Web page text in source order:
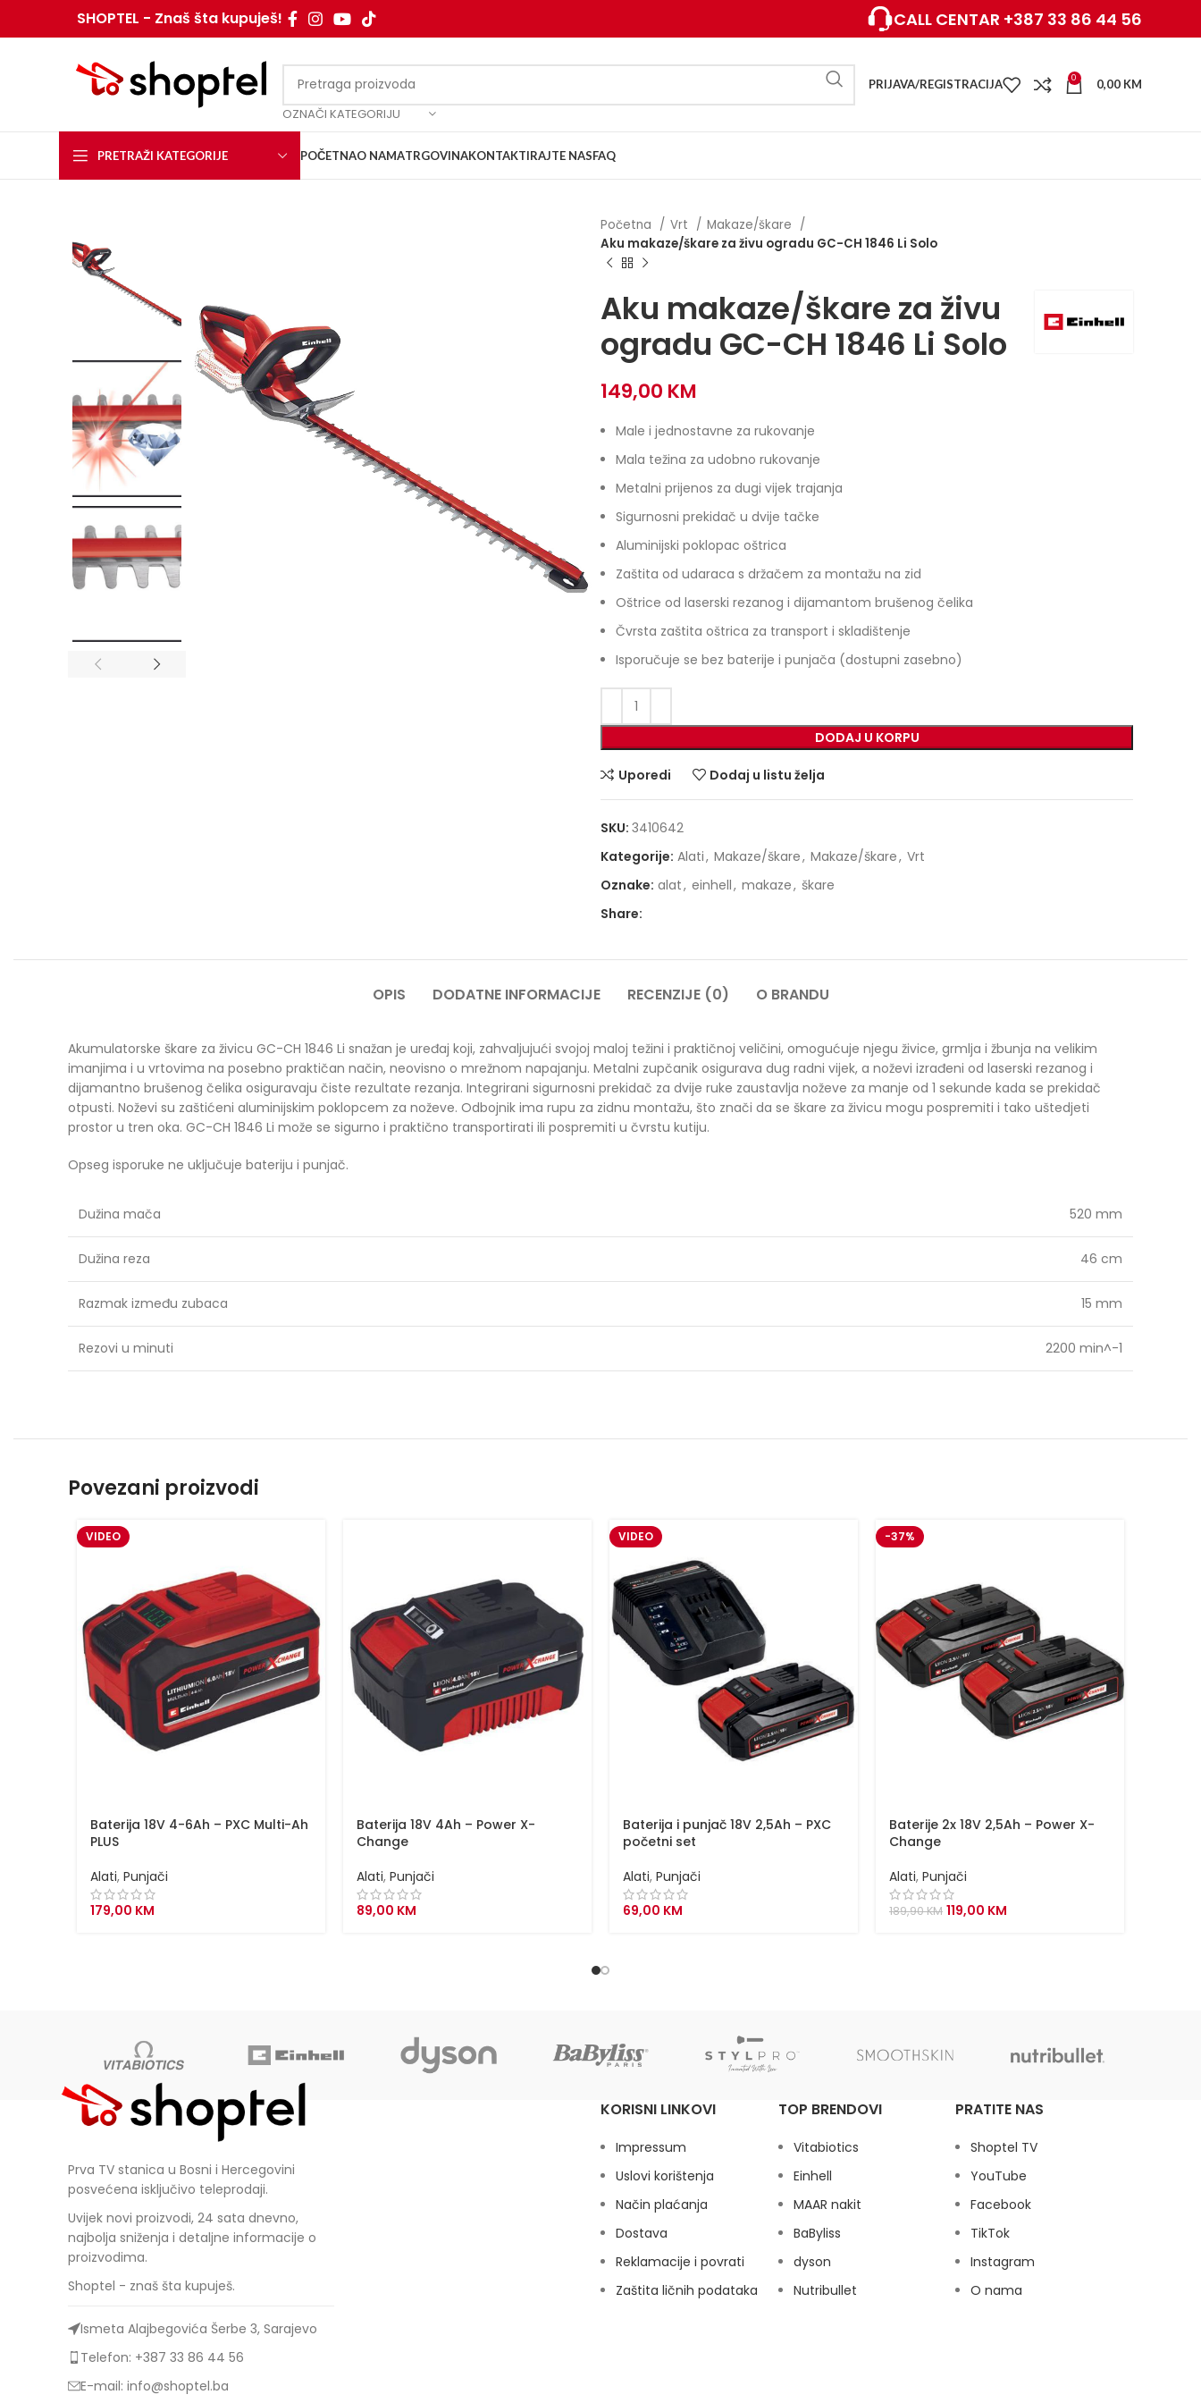
SHOPTEL - Znaš šta kupuješ! CALL CENTAR +387 33 86 44 56
OZNAČI KATEGORIJU
PRIJAVA/REGISTRACIJA 0 0,00 KM
PRETRAŽI KATEGORIJE POČETNAO NAMATRGOVINAKONTAKTIRAJTE NASFAQ
Početna Vrt
Makaze/škare
Aku makaze/škare za živu ogradu GC-CH 1846 Li Solo
Aku makaze/škare za živu
ogradu GC-CH 1846 Li Solo
149,00 KM
Male i jednostavne za rukovanje
Mala težina za udobno rukovanje
Metalni prijenos za dugi vijek trajanja
Sigurnosni prekidač u dvije tačke
Aluminijski poklopac oštrica
Zaštita od udaraca s držačem za montažu na zid
Oštrice od laserski rezanog i dijamantom brušenog čelika
Čvrsta zaštita oštrica za transport i skladištenje
Isporučuje se bez baterije i punjača (dostupni zasebno)
DODAJ U KORPU
Uporedi Dodaj u listu želja
SKU: 3410642
Kategorije: Alati, Makaze/škare, Makaze/škare, Vrt
Oznake: alat, einhell, makaze, škare
Share:
OPIS DODATNE INFORMACIJE RECENZIJE (0) O BRANDU
Akumulatorske škare za živicu GC-CH 1846 Li snažan je uređaj koji, zahvaljujući svojoj maloj težini i praktičnoj veličini, omogućuje njegu živice, grmlja i žbunja na velikim
imanjima i u vrtovima na posebno praktičan način, neovisno o mrežnom napajanju. Metalni zupčanik osigurava dug radni vijek, a noževi izrađeni od laserski rezanog i
dijamantno brušenog čelika osiguravaju čiste rezultate rezanja. Integrirani sigurnosni prekidač za dvije ruke zaustavlja noževe za manje od 1 sekunde kada se prekidač
otpusti. Noževi su zaštićeni aluminijskim poklopcem za noževe. Odbojnik ima rupu za zidnu montažu, što znači da se škare za živicu mogu pospremiti i tako uštedjeti
prostor u tren oka. GC-CH 1846 Li može se sigurno i praktično transportirati ili pospremiti u čvrstu kutiju.
Opseg isporuke ne uključuje bateriju i punjač.
Dužina mača 520 mm
Dužina reza 46 cm
Razmak između zubaca 15 mm
Rezovi u minuti 2200 min^-1
Povezani proizvodi
VIDEO
Baterija 18V 4-6Ah – PXC Multi-Ah
PLUS
Alati, Punjači
179,00 KM
Baterija 18V 4Ah – Power X-
Change
Alati, Punjači
89,00 KM
VIDEO
Baterija i punjač 18V 2,5Ah – PXC
početni set
Alati, Punjači
69,00 KM
-37%
Baterije 2x 18V 2,5Ah – Power X-
Change
Alati, Punjači
189,90KM Original
119,00 KM
Prva TV stanica u Bosni i Hercegovini
posvećena isključivo teleprodaji.
Uvijek novi proizvodi, 24 sata dnevno,
najbolja sniženja i detaljne informacije o
proizvodima.
Shoptel - znaš šta kupuješ.
Ismeta Alajbegovića Šerbe 3, Sarajevo
Telefon: +387 33 86 44 56
E-mail: info@shoptel.ba
KORISNI LINKOVI
Impressum
Uslovi korištenja
Način plaćanja
Dostava
Reklamacije i povrati
Zaštita ličnih podataka
TOP BRENDOVI
Vitabiotics
Einhell
MAAR nakit
BaByliss
dyson
Nutribullet
PRATITE NAS
Shoptel TV
YouTube
Facebook
TikTok
Instagram
O nama